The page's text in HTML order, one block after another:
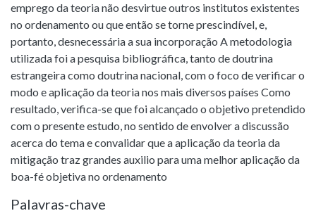
emprego da teoria não desvirtue outros institutos existentes
no ordenamento ou que então se torne prescindível, e,
portanto, desnecessária a sua incorporação A metodologia
utilizada foi a pesquisa bibliográfica, tanto de doutrina
estrangeira como doutrina nacional, com o foco de verificar o
modo e aplicação da teoria nos mais diversos países Como
resultado, verifica-se que foi alcançado o objetivo pretendido
com o presente estudo, no sentido de envolver a discussão
acerca do tema e convalidar que a aplicação da teoria da
mitigação traz grandes auxilio para uma melhor aplicação da
boa-fé objetiva no ordenamento
Palavras-chave